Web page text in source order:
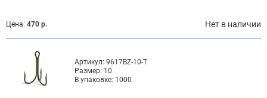
Цена: 470 р. Нет в наличии
Артикул: 9617BZ-10-T
Размер: 10
В упаковке: 1000